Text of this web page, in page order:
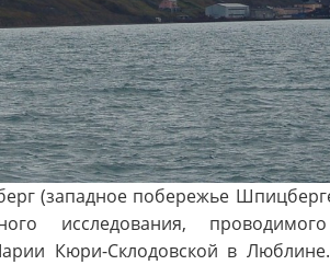
(западное побережье
исследования,
Кюри-Склодовской в